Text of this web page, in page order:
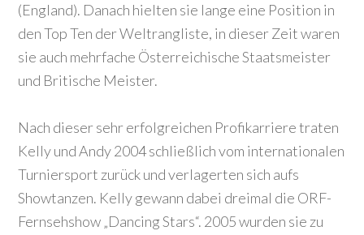
(England). Danach hielten sie lange eine Position in
den Top Ten der Weltrangliste, in dieser Zeit waren
sie auch mehrfache Österreichische Staatsmeister
und Britische Meister.
Nach dieser sehr erfolgreichen Profikarriere traten
Kelly und Andy 2004 schließlich vom internationalen
Turniersport zurück und verlagerten sich aufs
Showtanzen. Kelly gewann dabei dreimal die ORF-
Fernsehshow „Dancing Stars“. 2005 wurden sie zu